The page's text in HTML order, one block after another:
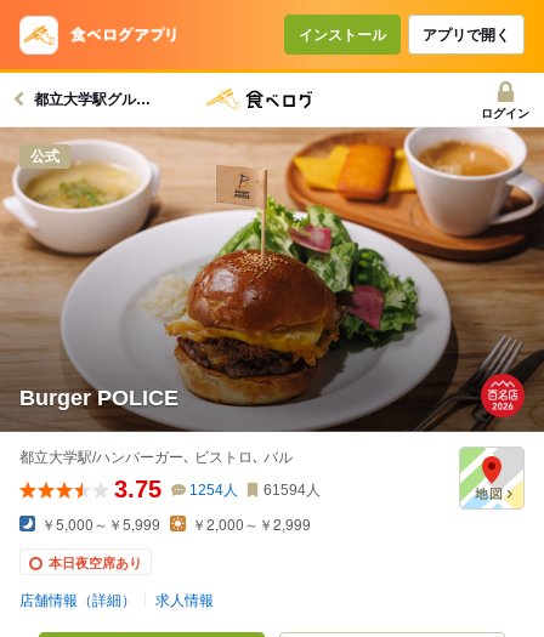
インストール アプリで開く
都立大学駅グルメへ
ログイン
公式
Burger POLICE
都立大学駅/ハンバーガー､ ビストロ､ バル
3.75 1254人 61594人
￥5,000～￥5,999 ￥2,000～￥2,999
本日夜空席あり
店舗情報（詳細） 求人情報